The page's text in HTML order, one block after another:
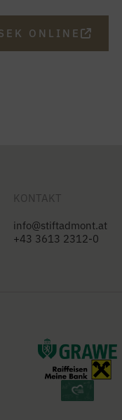
ONLINE
KONTAKT
info@stiftadmont.at
+43 3613 2312-0